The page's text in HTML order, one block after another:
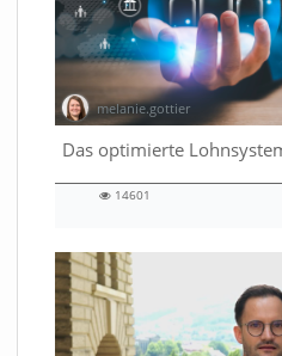
melanie.gottier
06:10 duration
14601